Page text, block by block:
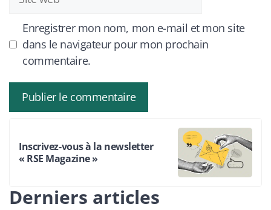
web
Enregistrer mon nom, mon e-mail et mon site
dans le navigateur pour mon prochain
commentaire.
Inscrivez-vous à la newsletter
« RSE Magazine »
Derniers articles